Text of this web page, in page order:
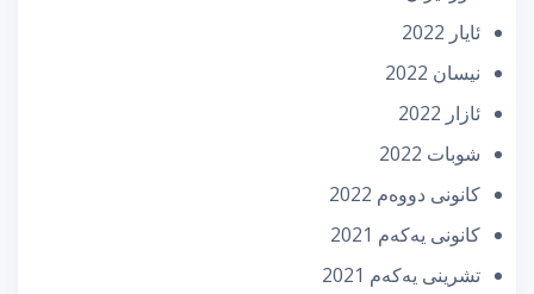
ئایار 2022
نیسان 2022
ئازار 2022
شوبات 2022
كانونی دووه‌م 2022
كانونی یه‌كه‌م 2021
تشرینی یه‌كه‌م 2021